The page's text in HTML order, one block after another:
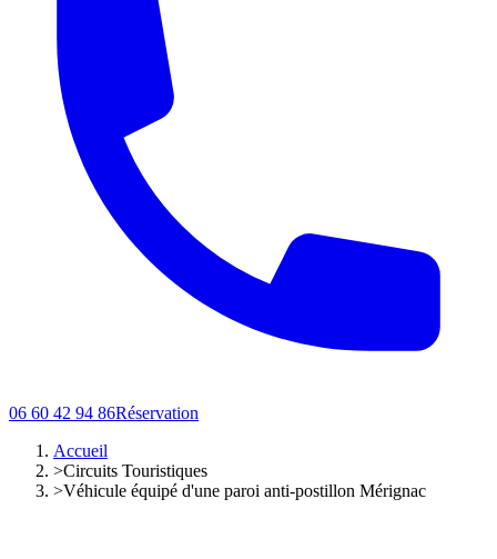
06 60 42 94 86Réservation
Accueil
>Circuits Touristiques
>Véhicule équipé d'une paroi anti-postillon Mérignac